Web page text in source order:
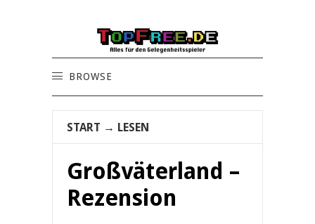
BROWSE
START → LESEN
Großväterland –
Rezension